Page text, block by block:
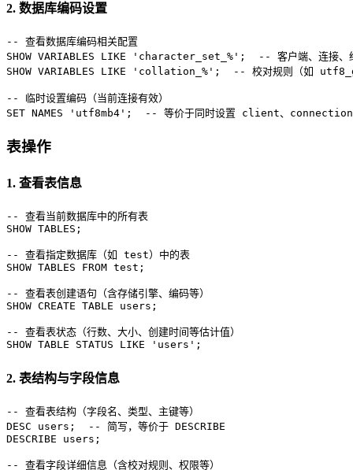
2. 数据库编码设置
-- 查看数据库编码相关配置
SHOW VARIABLES LIKE 'character_set_%' ;
-- 客户端、连接、
SHOW VARIABLES LIKE 'collation_%' ; -- 校对规则（如
-- 临时设置编码（当前连接有效）
SET NAMES 'utf8mb4' ; -- 等价于同时设置 client、
表操作
1. 查看表信息
-- 查看当前数据库中的所有表
SHOW TABLES;
-- 查看指定数据库（如 test）中的表
SHOW TABLES FROM test;
-- 查看表创建语句（含存储引擎、编码等）
SHOW CREATE TABLE users;
-- 查看表状态（行数、大小、创建时间等估计值）
SHOW TABLE STATUS LIKE 'users' ;
2. 表结构与字段信息
-- 查看表结构（字段名、类型、主键等）
DESC users;
-- 简写，等价于 DESCRIBE
DESCRIBE users;
-- 查看字段详细信息（含校对规则、权限等）